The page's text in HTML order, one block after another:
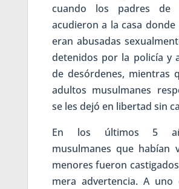
cuando los padres de
acudieron a la casa donde
eran abusadas
detenidos por la policía y
de desórdenes, mientras
adultos musulmanes
se les dejó en libertad sin
En los últimos 5
musulmanes que habían
menores fueron
mera advertencia. A uno